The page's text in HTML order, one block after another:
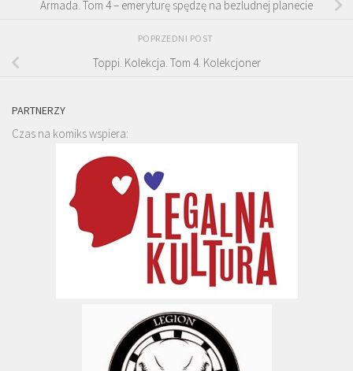
Armada. Tom 4 – emeryturę spędzę na bezludnej planecie
POPRZEDNI POST
Toppi. Kolekcja. Tom 4. Kolekcjoner
PARTNERZY
Czas na komiks wspiera: